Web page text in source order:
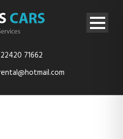
71662